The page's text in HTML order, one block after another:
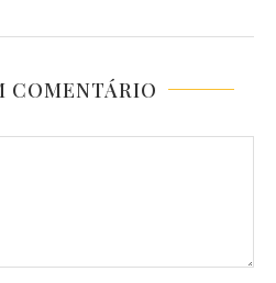
COMENTÁRIO